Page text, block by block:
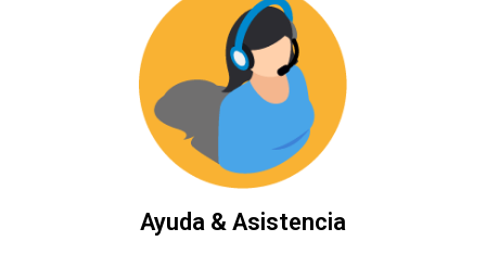
Ayuda & Asistencia